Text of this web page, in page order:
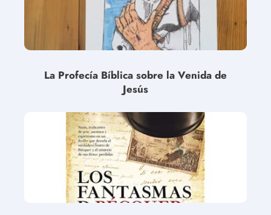
La Profecía Bíblica sobre la Venida de
Jesús